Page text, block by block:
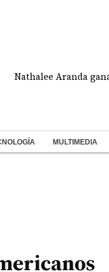
Aranda gana
MULTIMEDIA